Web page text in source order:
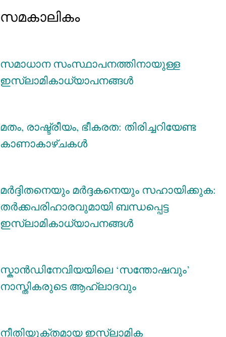
സമകാലികം
സമാധാന സംസ്ഥാപനത്തിനായുള്ള
ഇസ്‌ലാമികാധ്യാപനങ്ങള്‍
മതം, രാഷ്ട്രീയം, ഭീകരത: തിരിച്ചറിയേണ്ട
കാണാകാഴ്ചകൾ
മര്‍ദ്ദിതനെയും മര്‍ദ്ദകനെയും സഹായിക്കുക:
തര്‍ക്കപരിഹാരവുമായി ബന്ധപ്പെട്ട
ഇസ്‌ലാമികാധ്യാപനങ്ങള്‍
സ്കാന്‍ഡിനേവിയയിലെ ‘സന്തോഷവും’
നാസ്തികരുടെ ആഹ്ലാദവും
നീതിയുക്തമായ ഇസ്‌ലാമിക